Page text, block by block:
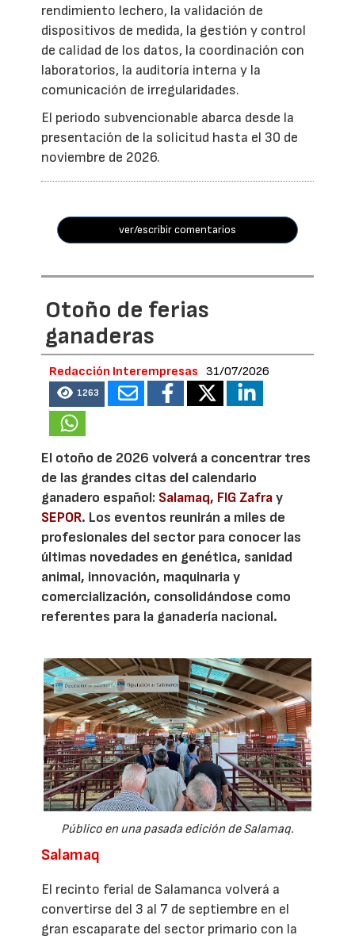
rendimiento lechero, la validación de
dispositivos de medida, la gestión y control
de calidad de los datos, la coordinación con
laboratorios, la auditoría interna y la
comunicación de irregularidades.
El periodo subvencionable abarca desde la
presentación de la solicitud hasta el 30 de
noviembre de 2026.
ver/escribir comentarios
Otoño de ferias
ganaderas
Redacción Interempresas 31/07/2026
1263
El otoño de 2026 volverá a concentrar tres
de las grandes citas del calendario
ganadero español: Salamaq, FIG Zafray
SEPOR. Los eventos reunirán a miles de
profesionales del sector para conocer las
últimas novedades en genética, sanidad
animal, innovación, maquinaria y
comercialización, consolidándose como
referentes para la ganadería nacional.
Público en una pasada edición de Salamaq.
Salamaq
El recinto ferial de Salamanca volverá a
convertirse del 3 al 7 de septiembre en el
gran escaparate del sector primario con la